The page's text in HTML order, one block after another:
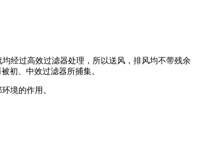
经过高效过滤器处理，所以送风，排风均不带残余
初、中效过滤器所捕集。
境的作用。